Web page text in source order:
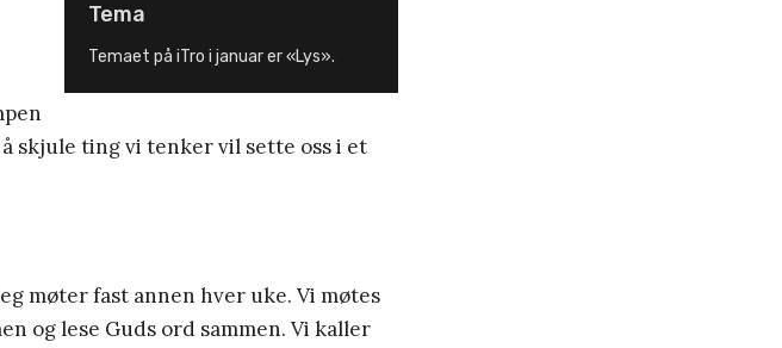
Tema
Temaet på iTro i januar er «Lys».
skjule ting vi tenker vil sette oss i et
møter fast annen hver uke. Vi møtes
og lese Guds ord sammen. Vi kaller